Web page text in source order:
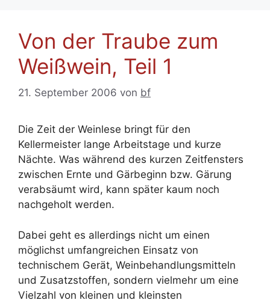
Von der Traube zum
Weißwein, Teil 1
21. September 2006 von bf
Die Zeit der Weinlese bringt für den
Kellermeister lange Arbeitstage und kurze
Nächte. Was während des kurzen Zeitfensters
zwischen Ernte und Gärbeginn bzw. Gärung
verabsäumt wird, kann später kaum noch
nachgeholt werden.
Dabei geht es allerdings nicht um einen
möglichst umfangreichen Einsatz von
technischem Gerät, Weinbehandlungsmitteln
und Zusatzstoffen, sondern vielmehr um eine
Vielzahl von kleinen und kleinsten